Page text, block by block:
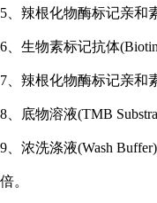
5、辣根化物酶标记亲和
6、生物素标记抗体
7、辣根化物酶标记亲和
8、底物溶液(TMB
9、浓洗涤液(Wash
倍。